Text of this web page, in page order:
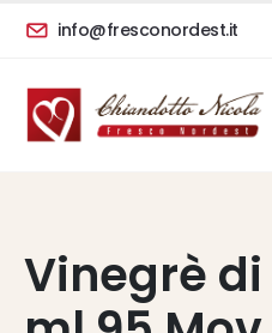
info@fresconordest.it
Vinegrè di